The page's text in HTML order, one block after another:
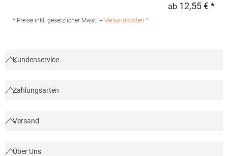
g/m²Materialzusammensetzung: 100% Baumwolle (Heather
Grey: 85% Baumwolle / 15% Viskose)Angaben zur
ab 12,55 € *
* Preise inkl. gesetzlicher Mwst. + Versandkosten *
Kundenservice
Zahlungsarten
Versand
Über Uns